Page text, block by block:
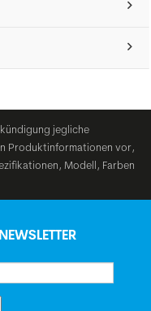
jegliche
Produktinformationen vor,
Modell, Farben